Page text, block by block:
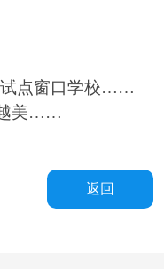
试点窗口学校……
越美……
返回